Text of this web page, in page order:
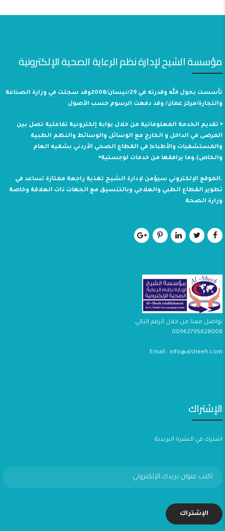
مؤسسة الشيح لإدارة نظم الرعاية الصحية الإلكترونية
تأسست بحول الله وقدرته في 29/نيسان/2008وقد سجلت في وزارة الصناعة
والتجارة/مركز عمان/ وقد دفعت الرسوم حسب الأصول
⦁ تقديم الخدمة المعلوماتية من خلال بوابة إلكترونية تفاعلية تصل بين
المرضى في الداخل و الخارج مع الوسائل والوسائط والنظم الطبية
والمستشفيات والأطباء( في القطاع الصحي الأردني بشقيه العام
والخاص).وما يرافقها من خدمات لوجستية⦁
.الموقع الإلكتروني سيؤمن لإدارة الشيح تغذية راجعة ممتازة تساعد في
تطوير القطاع الطبي والعلاجي وبالتنسيق مع الجهات ذات العلاقة وخاصة
وزارة الصحة
تواصل معنا من خلال الرقم التالي
00962795628008
Email : info@alsheeh.com
الإشتراك
اشترك في النشرة البريدية